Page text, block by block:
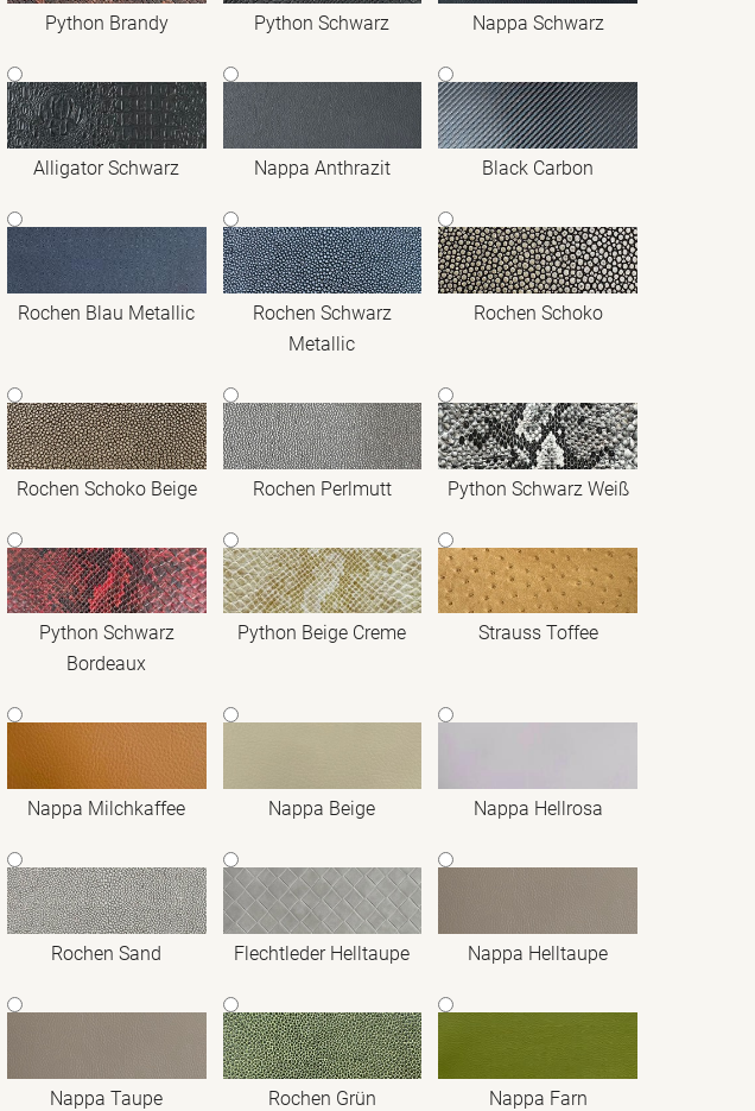
Python Brandy Python Schwarz Nappa Schwarz
Alligator Schwarz Nappa Anthrazit Black Carbon
Rochen Blau Metallic
Rochen Schwarz
Metallic
Rochen Schoko
Rochen Schoko Beige Rochen Perlmutt Python Schwarz Weiß
Python Schwarz
Bordeaux
Python Beige Creme Strauss Toffee
Nappa Milchkaffee Nappa Beige Nappa Hellrosa
Rochen Sand Flechtleder Helltaupe Nappa Helltaupe
Nappa Taupe Rochen Grün Nappa Farn